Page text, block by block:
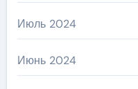
Июль 2024
Июнь 2024